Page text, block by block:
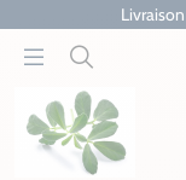
Livraison